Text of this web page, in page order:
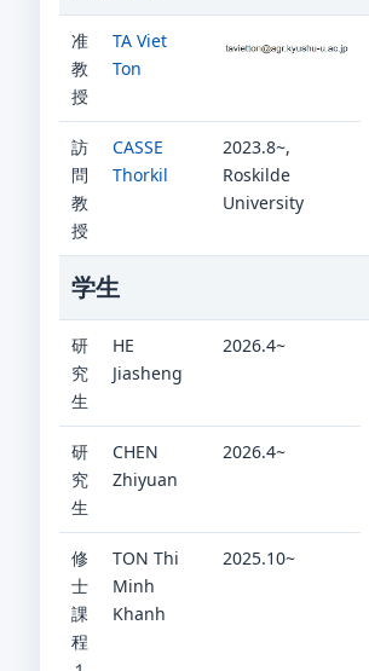
准
教
授
TA Viet
Ton
訪
問
教
授
CASSE
Thorkil
2023.8~,
Roskilde
University
学生
研
究
生
HE
Jiasheng
2026.4~
研
究
生
CHEN
Zhiyuan
2026.4~
修
士
課
程
TON Thi
Minh
Khanh
2025.10~